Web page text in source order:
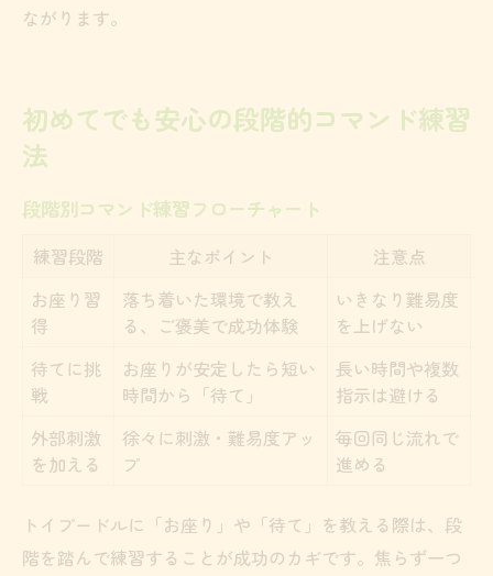
ながります。
初めてでも安心の段階的コマンド練習
法
段階別コマンド練習フローチャート
練習段階 主なポイント
注意点
お座り習
得
落ち着いた環境で教え
る、ご褒美で成功体験
いきなり難易度
を上げない
待てに挑
戦
お座りが安定したら短い
時間から「待て」
長い時間や複数
指示は避ける
外部刺激
を加える
徐々に刺激・難易度アッ
プ
毎回同じ流れで
進める
トイプードルに「お座り」や「待て」を教える際は、段
階を踏んで練習することが成功のカギです。焦らず一つ